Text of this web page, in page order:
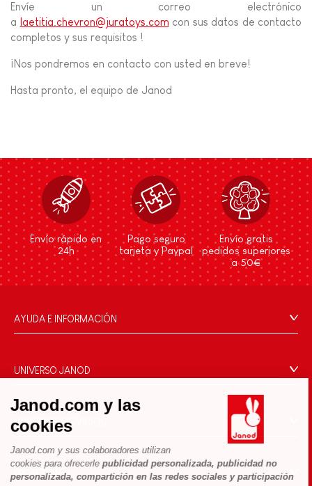
Janod.com y las
cookies
Janod.com y sus colaboradores utilizan
cookies para ofrecerlepublicidad personalizada, publicidad no
personalizada, compartición en las redes sociales y participación
Envíe un correo electrónico
a laetitia.chevron@juratoys.com con sus datos de contacto
completos y sus requisitos !
¡Nos pondremos en contacto con usted en breve!
Hasta pronto, el equipo de Janod
Envío rápido en
24h
Pago seguro
tarjeta y Paypal
Envío gratis
pedidos superiores
a 50€
AYUDA E INFORMACIÓN
Preguntas más frecuentes
Tiendas
Retirada de productos
Datos personales
Cookies
UNIVERSO JANOD
Nuestro savoir-faire
¿Qué es FSC®?
NUESTROS SERVICIOS
Pago seguro
Métodos de envío
PROFESIONAL